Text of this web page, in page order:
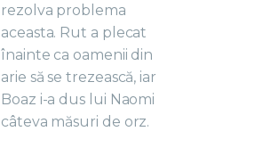
rezolva problema
aceasta. Rut a plecat
înainte ca oamenii din
arie să se trezească, iar
Boaz i-a dus lui Naomi
câteva măsuri de orz.